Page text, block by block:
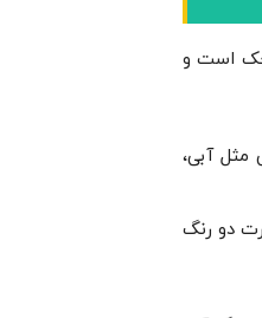
است و
آبی،
دو رنگ